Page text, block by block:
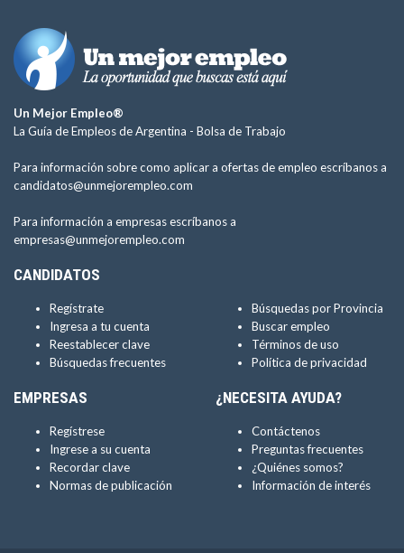
Un Mejor Empleo®
La Guía de Empleos de Argentina - Bolsa de Trabajo
Para información sobre como aplicar a ofertas de empleo escríbanos a
candidatos@unmejorempleo.com
Para información a empresas escríbanos a
empresas@unmejorempleo.com
CANDIDATOS
Regístrate
Ingresa a tu cuenta
Reestablecer clave
Búsquedas frecuentes
Búsquedas por Provincia
Buscar empleo
Términos de uso
Política de privacidad
EMPRESAS
Regístrese
Ingrese a su cuenta
Recordar clave
Normas de publicación
¿NECESITA AYUDA?
Contáctenos
Preguntas frecuentes
¿Quiénes somos?
Información de interés